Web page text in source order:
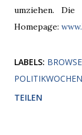
umziehen.
Homepage:
LABELS:
POLITIKWOCHEN
TEILEN